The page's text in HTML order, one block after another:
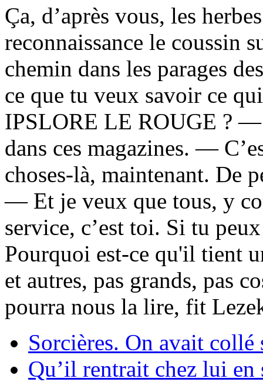
Ça, d’après vous, les
reconnaissance le coussin
chemin dans les parages
ce que tu veux savoir ce
IPSLORE LE ROUGE ? —
dans ces magazines. —
choses-là, maintenant. De
— Et je veux que tous, y
service, c’est toi. Si tu
Pourquoi est-ce qu'il tient
et autres, pas grands, pas
pourra nous la lire, fit
Sorcières. On avait collé
Qu’il rentrait chez lui en